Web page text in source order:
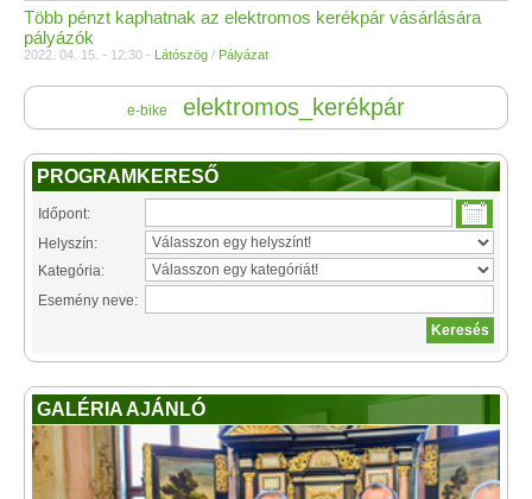
Több pénzt kaphatnak az elektromos kerékpár vásárlására
pályázók
2022. 04. 15. - 12:30 - Látószög / Pályázat
e-bike elektromos_kerékpár
PROGRAMKERESŐ
Időpont:
Helyszín:
Kategória:
Esemény neve:
GALÉRIA AJÁNLÓ